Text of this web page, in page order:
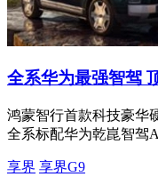
全系华为最强智驾
鸿蒙智行首款科技豪华
全系标配华为乾崑智驾
享界 享界G9